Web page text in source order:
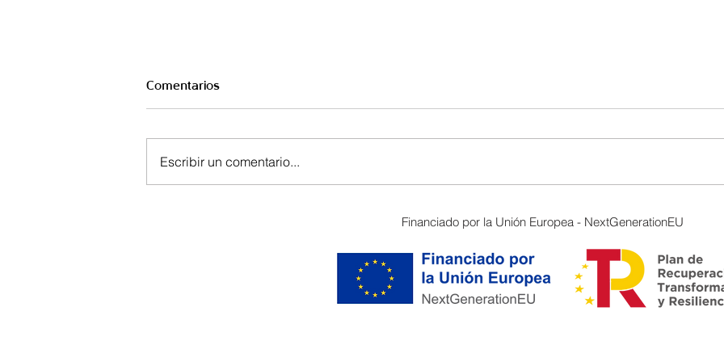
influencia y la persona antes
Comentarios
Escribir un comentario...
Financiado por la Unión Europea - NextGenerationEU